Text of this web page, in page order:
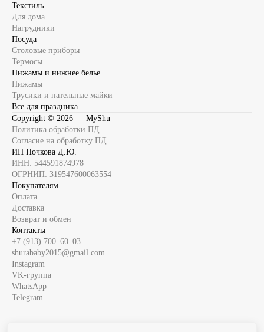
Текстиль
Для дома
Нагрудники
Посуда
Столовые приборы
Термосы
Пижамы и нижнее белье
Пижамы
Трусики и нательные майки
Все для праздника
Copyright © 2026 — MyShu
Политика обработки ПД
Согласие на обработку ПД
ИП Почкова Д.Ю.
ИНН: 544591874978
ОГРНИП: 319547600063554
Покупателям
Оплата
Доставка
Возврат и обмен
Контакты
+7 (913) 700‒60‒03
shurababy2015@gmail.com
Instagram
VK-группа
WhatsApp
Telegram